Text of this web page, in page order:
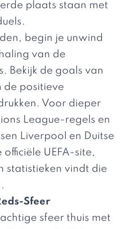
plaats staan met
begin je unwind
van de
Bekijk de goals van
de positieve
Voor dieper
League-regels en
Liverpool en Duitse
officiële UEFA-site,
statistieken vindt die
Sfeer
sfeer thuis met